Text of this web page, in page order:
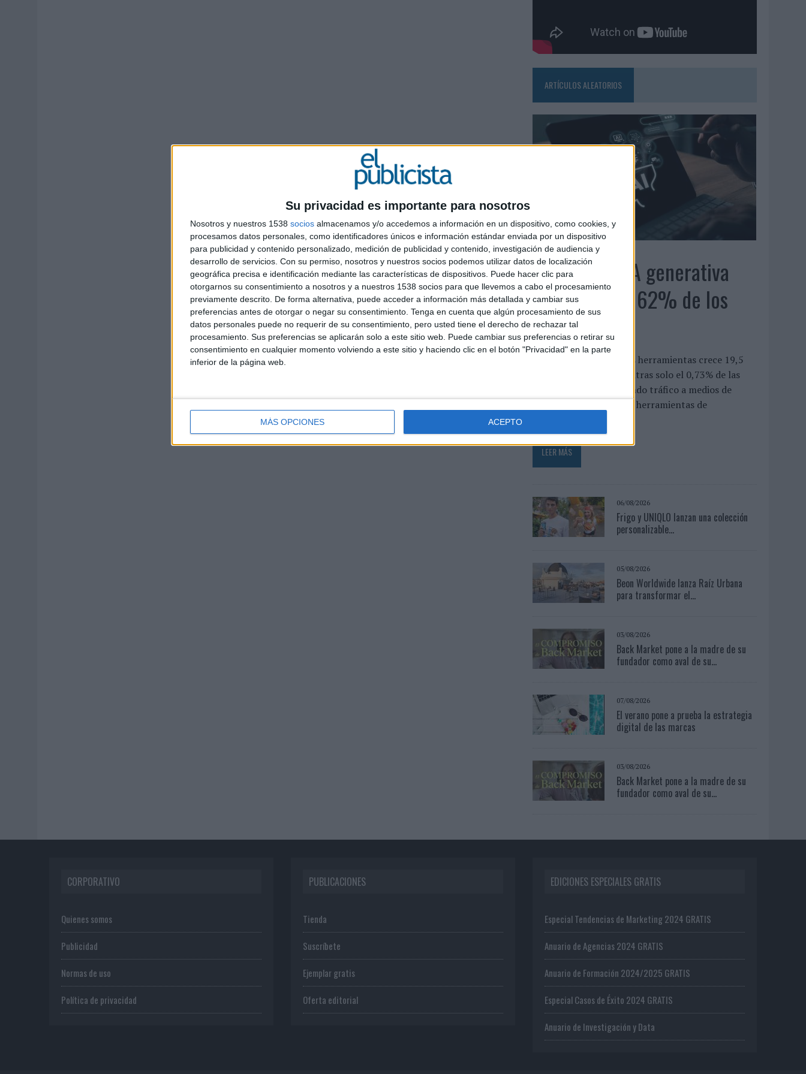
Su privacidad es importante para nosotros
Nosotros y nuestros 1538 socios almacenamos y/o accedemos a información en un dispositivo, como cookies, y
procesamos datos personales, como identificadores únicos e información estándar enviada por un dispositivo
para publicidad y contenido personalizado, medición de publicidad y contenido, investigación de audiencia y
desarrollo de servicios. Con su permiso, nosotros y nuestros socios podemos utilizar datos de localización
geográfica precisa e identificación mediante las características de dispositivos. Puede hacer clic para
otorgarnos su consentimiento a nosotros y a nuestros 1538 socios para que llevemos a cabo el procesamiento
previamente descrito. De forma alternativa, puede acceder a información más detallada y cambiar sus
preferencias antes de otorgar o negar su consentimiento. Tenga en cuenta que algún procesamiento de sus
datos personales puede no requerir de su consentimiento, pero usted tiene el derecho de rechazar tal
procesamiento. Sus preferencias se aplicarán solo a este sitio web. Puede cambiar sus preferencias o retirar su
consentimiento en cualquier momento volviendo a este sitio y haciendo clic en el botón "Privacidad" en la parte
inferior de la página web.
MÁS OPCIONES ACEPTO
ARTÍCULOS ALEATORIOS
06/08/2026
El uso de la IA generativa
alcanza ya al 62% de los
españoles
La penetración de estas herramientas crece 19,5
puntos en un año, mientras solo el 0,73% de las
consultas acaba derivando tráfico a medios de
comunicación El uso de herramientas de
LEER MÁS
06/08/2026
Frigo y UNIQLO lanzan una colección
personalizable...
05/08/2026
Beon Worldwide lanza Raíz Urbana
para transformar el...
03/08/2026
Back Market pone a la madre de su
fundador como aval de su...
07/08/2026
El verano pone a prueba la estrategia
digital de las marcas
03/08/2026
Back Market pone a la madre de su
fundador como aval de su...
CORPORATIVO
Quienes somos
Publicidad
Normas de uso
Política de privacidad
PUBLICACIONES
Tienda
Suscríbete
Ejemplar gratis
Oferta editorial
EDICIONES ESPECIALES GRATIS
Especial Tendencias de Marketing 2024 GRATIS
Anuario de Agencias 2024 GRATIS
Anuario de Formación 2024/2025 GRATIS
Especial Casos de Éxito 2024 GRATIS
Anuario de Investigación y Data